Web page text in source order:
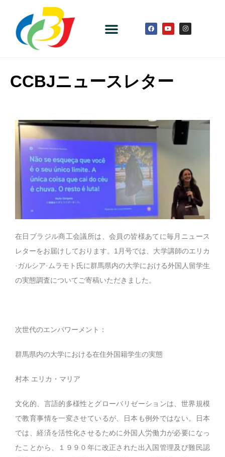
CCBJニュースレター
在日ブラジル商工会議所は、会員の皆様あてに毎月ニュース
レターをお届けしております。1月号では、大学講師のエリカ
·ガルシア·ムラモト氏に群馬県内の大学における外国人留学生
の実態調査についてご寄稿いただきました。
次世代のエンパワーメント：
群馬県内の大学における在住外国籍学生の実態
村本 エリカ・マリア
文化的、言語的多様性とグローバリゼーションは、世界規模
で教育事情を一変させているが、日本も例外ではない。日本
では、経済を活性化させるために外国人労働力が必要になっ
たことから、１９９０年に改正された出入国管理及び難民認